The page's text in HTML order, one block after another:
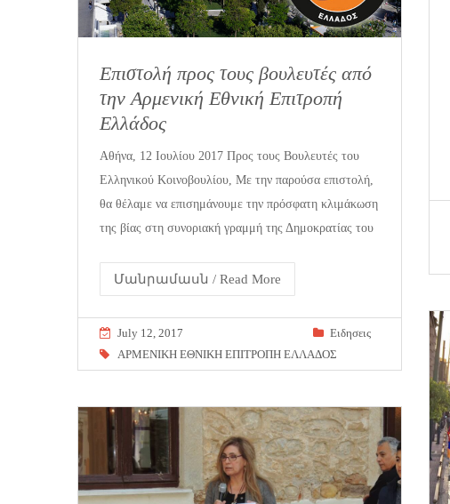
Επιστολή προς τους βουλευτές από
την Αρμενική Εθνική Επιτροπή
Ελλάδος
Αθήνα, 12 Ιουλίου 2017 Προς τους Βουλευτές του
Ελληνικού Κοινοβουλίου, Με την παρούσα επιστολή,
θα θέλαμε να επισημάνουμε την πρόσφατη κλιμάκωση
της βίας στη συνοριακή γραμμή της Δημοκρατίας του
Մանրամասն / Read More
July 12, 2017
Eιδησεις
ΑΡΜΕΝΙΚΗ ΕΘΝΙΚΗ ΕΠΙΤΡΟΠΗ ΕΛΛΑΔΟΣ